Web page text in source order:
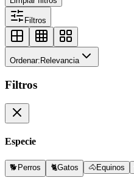
Filtros
Ordenar: Relevancia
Filtros
Especie
🐕 Perros 🐈Gatos 🐴Equinos